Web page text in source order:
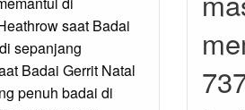
saat Badai
sepanjang
Badai Gerrit Natal
penuh badai di